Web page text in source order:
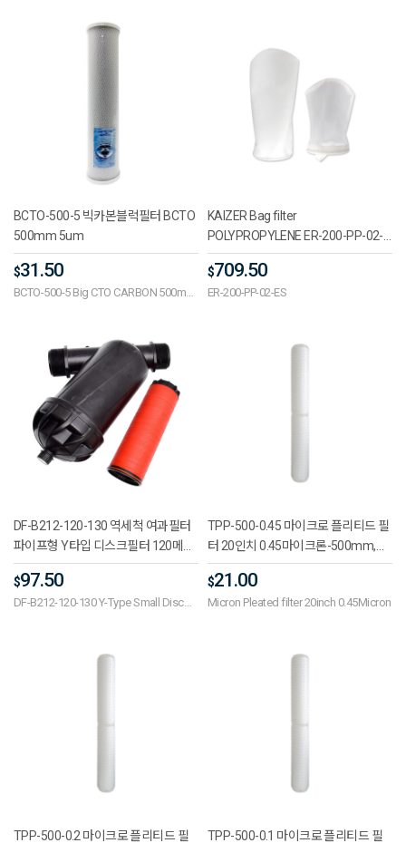
BCTO-500-5 빅카본블럭필터 BCTO
500mm 5um
$31.50
BCTO-500-5 Big CTO CARBON 500mm
KAIZER Bag filter
POLYPROPYLENE ER-200-PP-02-
ES 직경4x길이14 포장단위
1BOX/100
$709.50
ER-200-PP-02-ES
DF-B212-120-130 역세척 여과필터
파이프형 Y타입 디스크필터 120메쉬
130마이크론 BSP 2 1/2(65A) - 급수
장비,관개필터,정원,농업,온실,스크린
필터,호스커넥터,물적층필터
$97.50
DF-B212-120-130 Y-Type Small Disc
TPP-500-0.45 마이크로 플리티드 필
터 20인치 0.45마이크론-500mm,하
우징필터,산업용필터,재질PP,여과입
도0.1μm, 0.2μm, 0.45μm,사용온도5
도~80도,최대운전압력2~4bar
$21.00
Micron Pleated filter 20inch 0.45Micron
TPP-500-0.2 마이크로 플리티드 필
TPP-500-0.1 마이크로 플리티드 필